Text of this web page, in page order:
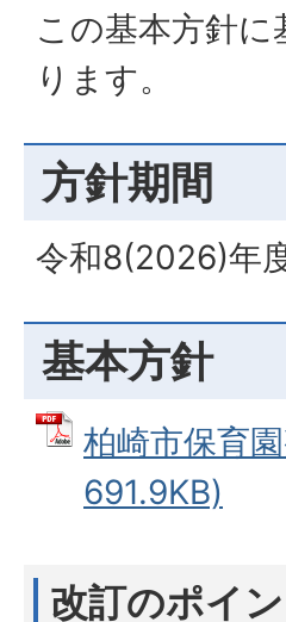
この基本方針
ります。
方針期間
令和8(2026)年
基本方針
柏崎市保育
691.9KB)
改訂のポイ